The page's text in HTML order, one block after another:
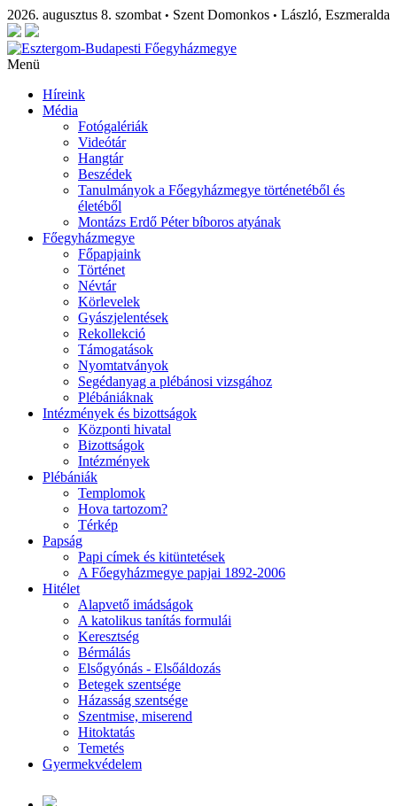
2026. augusztus 8. szombat • Szent Domonkos • László, Eszmeralda
Menü
Híreink
Média
Fotógalériák
Videótár
Hangtár
Beszédek
Tanulmányok a Főegyházmegye történetéből és
életéből
Montázs Erdő Péter bíboros atyának
Főegyházmegye
Főpapjaink
Történet
Névtár
Körlevelek
Gyászjelentések
Rekollekció
Támogatások
Nyomtatványok
Segédanyag a plébánosi vizsgához
Plébániáknak
Intézmények és bizottságok
Központi hivatal
Bizottságok
Intézmények
Plébániák
Templomok
Hova tartozom?
Térkép
Papság
Papi címek és kitüntetések
A Főegyházmegye papjai 1892-2006
Hitélet
Alapvető imádságok
A katolikus tanítás formulái
Keresztség
Bérmálás
Elsőgyónás - Elsőáldozás
Betegek szentsége
Házasság szentsége
Szentmise, miserend
Hitoktatás
Temetés
Gyermekvédelem